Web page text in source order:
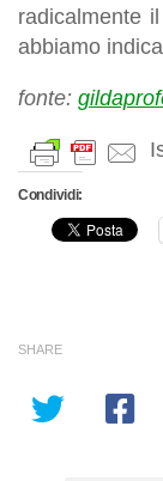
radicalmente
abbiamo
fonte:
Condividi:
SHARE